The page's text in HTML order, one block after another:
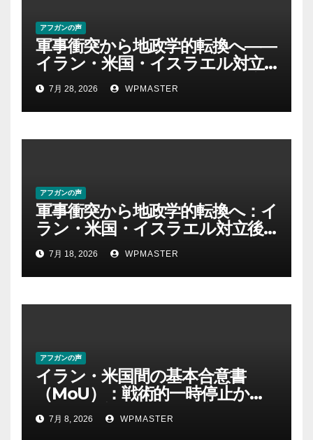
アフガンの声
軍事衝突から地政学的転換へ――
イラン・米国・イスラエル対立
後の中東 権力、抵抗、世界秩序
を問い直す-第２部
7月 28, 2026 WPMASTER
アフガンの声
軍事衝突から地政学的転換へ：イ
ラン・米国・イスラエル対立後
の中東における権力・抵抗・世
界秩序の再定義ー第１部
7月 18, 2026 WPMASTER
アフガンの声
イラン・米国間の基本合意書
（MoU）：戦術的一時停止か、
それとも新たな地域秩序の始ま
りか？ Part-2
7月 8, 2026 WPMASTER